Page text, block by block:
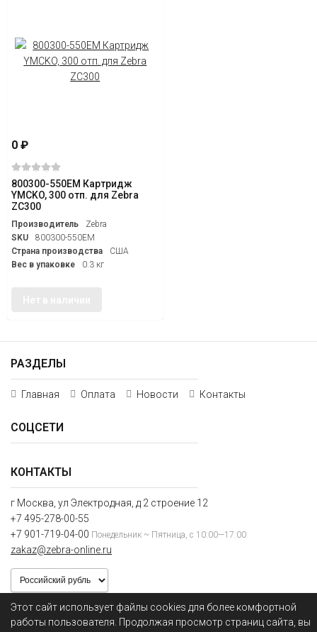
Этот сайт использует файлы cookies для более комфортной
работы пользователя. Продолжая просмотр страниц сайта, вы
0 ₽
800300-550EM Картридж
YMCKO, 300 отп. для Zebra
ZC300
Производитель
Zebra
SKU
800300-550EM
Страна производства
США
Вес в упаковке
0.3 кг
КОНТАКТЫ
г Москва, ул Электродная, д 2 строение 12
+7 495-278-00-55
+7 901-719-04-00 Понедельник ~ Пятница, с 10:00—17:00
zakaz@zebra-online.ru
Мы получаем и обрабатываем персональные данные посетителей нашего сайта в
соответствии софициальной политикой. Если вы не даете согласия на обработку своих
РАЗДЕЛЫ
Главная Оплата Новости Контакты
СОЦСЕТИ